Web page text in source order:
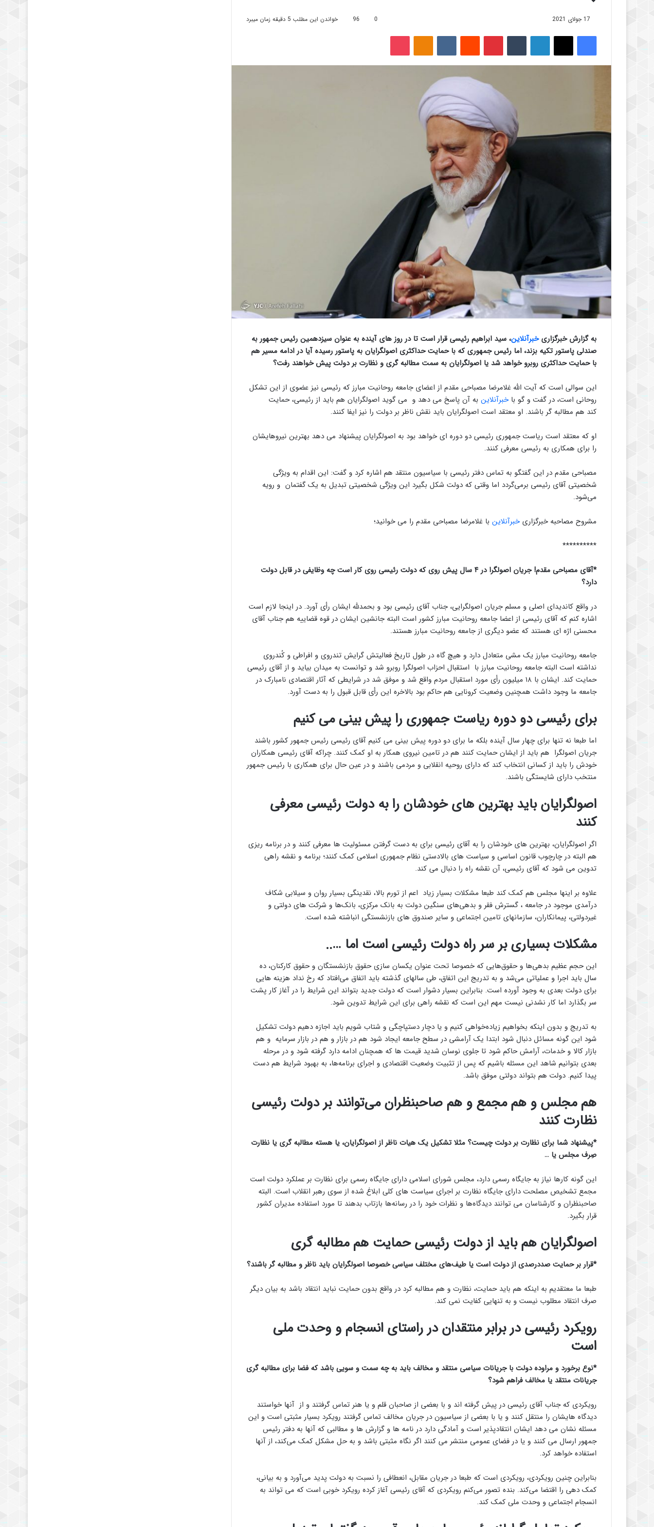
17 جولای 2021 0
96 خواندن این مطلب 5 دقیقه زمان میبرد
فیس بوک لینکدین ‫پین‌ترست ‫رددیت
به گزارش خبرگزاریخبرآنلاین، سید ابراهیم رئیسی قرار است تا در روز های آینده به عنوان سیزدهمین رئیس جمهور به
صندلی پاستور تکیه بزند، اما رئیس جمهوری که با حمایت حداکثری اصولگرایان به پاستور رسیده آیا در ادامه مسیر هم
با حمایت حداکثری روبرو خواهد شد یا اصولگرایان به سمت مطالبه گری و نظارت بر دولت پیش خواهند رفت؟
این سوالی است که آیت الله غلامرضا مصباحی مقدم از اعضای جامعه روحانیت مبارز که رئیسی نیز عضوی از این تشکل
روحانی است، در گفت و گو باخبرآنلاین به آن پاسخ می دهد و می گوید اصولگرایان هم باید از رئیسی، حمایت
کند هم مطالبه گر باشند. او معتقد است اصولگرایان باید نقش ناظر بر دولت را نیز ایفا کنند.
او که معتقد است ریاست جمهوری رئیسی دو دوره ای خواهد بود به اصولگرایان پیشنهاد می دهد بهترین نیروهایشان
را برای همکاری به رئیسی معرفی کنند.
مصباحی مقدم در این گفتگو به تماس دفتر رئیسی با سیاسیون منتقد هم اشاره کرد و گفت: این اقدام به ویژگی
شخصیتی آقای رئیسی برمی‌گردد اما وقتی که دولت شکل بگیرد این ویژگی شخصیتی تبدیل به یک گفتمان و رویه
می‌شود.
مشروح مصاحبه خبرگزاریخبرآنلاین با غلامرضا مصباحی مقدم را می ‌خوانید؛
**********
*آقای مصباحی مقدم! جریان اصولگرا در ۴ سال پیش روی که دولت رئیسی روی کار است چه وظایفی در قابل دولت
دارد؟
در واقع کاندیدای اصلی و مسلم جریان اصولگرایی، جناب آقای رئیسی بود و بحمدلله ایشان رأی آورد. در اینجا لازم است
اشاره کنم که آقای رئیسی از اعضا جامعه روحانیت مبارز کشور است البته جانشین ایشان در قوه قضاییه هم جناب آقای
محسنی اژه ای هستند که عضو دیگری از جامعه روحانیت مبارز هستند.
جامعه روحانیت مبارز یک مشی متعادل دارد و هیچ گاه در طول تاریخ فعالیتش گرایش تندروی و افراطی و کُندروی
نداشته است البته جامعه روحانیت مبارز با استقبال احزاب اصولگرا روبرو شد و توانست به میدان بیاید و از آقای رئیسی
حمایت کند. ایشان با ۱۸ میلیون رأی مورد استقبال مردم واقع شد و موفق شد در شرایطی که آثار اقتصادی نامبارک در
جامعه ما وجود داشت همچنین وضعیت کرونایی هم حاکم بود بالاخره این رأی قابل قبول را به دست آورد.
برای رئیسی دو دوره ریاست جمهوری را پیش بینی می کنیم
اما طبعا نه تنها برای چهار سال آینده بلکه ما برای دو دوره پیش بینی می کنیم آقای رئیسی رئیس جمهور کشور باشند
جریان اصولگرا هم باید از ایشان حمایت کنند هم در تامین نیروی همکار به او کمک کنند. چراکه آقای رئیسی همکاران
خودش را باید از کسانی انتخاب کند که دارای روحیه انقلابی و مردمی باشند و در عین حال برای همکاری با رئیس جمهور
منتخب دارای شایستگی باشند.
اصولگرایان باید بهترین های خودشان را به دولت رئیسی معرفی
کنند
اگر اصولگرایان، بهترین های خودشان را به آقای رئیسی برای به دست گرفتن مسئولیت ها معرفی کنند و در برنامه ریزی
هم البته در چارچوب قانون اساسی و سیاست های بالادستی نظام جمهوری اسلامی کمک کنند؛ برنامه و نقشه راهی
تدوین می شود که آقای رئیسی، آن نقشه راه را دنبال می کند.
علاوه بر اینها مجلس هم کمک کند طبعا مشکلات بسیار زیاد اعم از تورم بالا، نقدینگی بسیار روان و سیلابی شکاف
درآمدی موجود در جامعه ، گسترش فقر و بدهی‌های سنگین دولت به بانک مرکزی، بانک‌ها و شرکت های دولتی و
غیردولتی، پیمانکاران، سازمانهای تامین اجتماعی و سایر صندوق های بازنشستگی انباشته شده است.
مشکلات بسیاری بر سر راه دولت رئیسی است اما …..
این حجم عظیم بدهی‌ها و حقوق‌هایی که خصوصا تحت عنوان یکسان سازی حقوق بازنشستگان و حقوق کارکنان، ده
سال باید اجرا و عملیاتی می‌شد و به تدریج این اتفاق، طی سالهای گذشته باید اتفاق می‌افتاد که رخ نداد هزینه هایی
برای دولت بعدی به وجود آورده است. بنابراین بسیار دشوار است که دولت جدید بتواند این شرایط را در آغاز کار پشت
سر بگذارد اما کار نشدنی نیست مهم این است که نقشه راهی برای این شرایط تدوین شود.
به تدریج و بدون اینکه بخواهیم زیاده‌خواهی کنیم و یا دچار دستپاچگی و شتاب شویم باید اجازه دهیم دولت تشکیل
شود این گونه مسائل دنبال شود ابتدا یک آرامشی در سطح جامعه ایجاد شود هم در بازار و هم در بازار سرمایه و هم
بازار کالا و خدمات، آرامش حاکم شود تا جلوی نوسان شدید قیمت ها که همچنان ادامه دارد گرفته شود و در مرحله
بعدی بتوانیم شاهد این مسئله باشیم که پس از تثبیت وضعیت اقتصادی و اجرای برنامه‌ها، به بهبود شرایط هم دست
پیدا کنیم. دولت هم بتواند دولتی موفق باشد.
هم مجلس و هم مجمع و هم صاحبنظران می‌توانند بر دولت رئیسی
نظارت کنند
*پیشنهاد شما برای نظارت بر دولت چیست؟ مثلا تشکیل یک هیات ناظر از اصولگرایان، یا هسته مطالبه گری یا نظارت
صِرف مجلس یا …
این گونه کارها نیاز به جایگاه رسمی دارد، مجلس شورای اسلامی دارای جایگاه رسمی برای نظارت بر عملکرد دولت است
مجمع تشخیص مصلحت دارای جایگاه نظارت بر اجرای سیاست های کلی ابلاغ شده از سوی رهبر انقلاب است. البته
صاحبنظران و کارشناسان می توانند دیدگاه‌ها و نظرات خود را در رسانه‌ها بازتاب بدهند تا مورد استفاده مدیران کشور
قرار بگیرد.
اصولگرایان هم باید از دولت رئیسی حمایت هم مطالبه گری
*قرار بر حمایت صددرصدی از دولت است یا طیف‌های مختلف سیاسی خصوصا اصولگرایان باید ناظر و مطالبه گر باشند؟
طبعا ما معتقدیم به اینکه هم باید حمایت، نظارت و هم مطالبه کرد در واقع بدون حمایت نباید انتقاد باشد به بیان دیگر
صرف انتقاد مطلوب نیست و به تنهایی کفایت نمی کند.
رویکرد رئیسی در برابر منتقدان در راستای انسجام و وحدت ملی
است
*نوع برخورد و مراوده دولت با جریانات سیاسی منتقد و مخالف باید به چه سمت و سویی باشد که فضا برای مطالبه گری
جریانات منتقد یا مخالف فراهم شود؟
رویکردی که جناب آقای رئیسی در پیش گرفته اند و با بعضی از صاحبان قلم و یا هنر تماس گرفتند و از آنها خواستند
دیدگاه هایشان را منتقل کنند و یا با بعضی از سیاسیون در جریان مخالف تماس گرفتند رویکرد بسیار مثبتی است و این
مسئله نشان می دهد ایشان انتقادپذیر است و آمادگی دارد در نامه ها و گزارش ها و مطالبی که آنها به دفتر رئیس
جمهور ارسال می کنند و یا در فضای عمومی منتشر می کنند اگر نگاه مثبتی باشد و به حل مشکل کمک می‌کند، از آنها
استفاده خواهد کرد.
بنابراین چنین رویکردی، رویکردی است که طبعا در جریان مقابل، انعطافی را نسبت به دولت پدید می‌آورد و به بیانی،
کمک دهی را اقتضا می‌کند. بنده تصور می‌کنم رویکردی که آقای رئیسی آغاز کرده رویکرد خوبی است که می تواند به
انسجام اجتماعی و وحدت ملی کمک کند.